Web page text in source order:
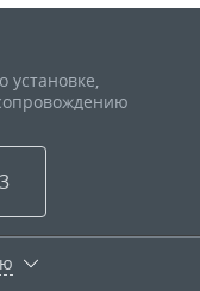
установке,